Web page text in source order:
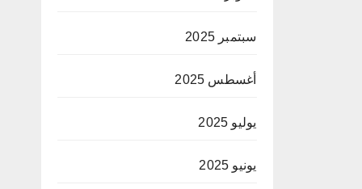
سبتمبر 2025
أغسطس 2025
يوليو 2025
يونيو 2025